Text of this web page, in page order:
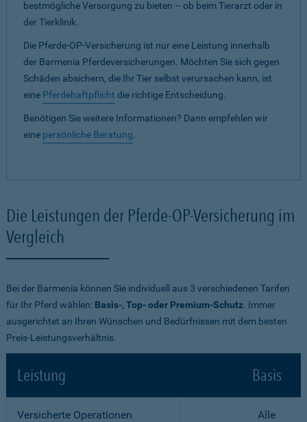
bestmögliche Versorgung zu bieten – ob beim Tierarzt oder in
der Tierklinik.
Die Pferde-OP-Versicherung ist nur eine Leistung innerhalb
der Barmenia Pferdeversicherungen. Möchten Sie sich gegen
Schäden absichern, die Ihr Tier selbst verursachen kann, ist
eine Pferdehaftpflicht die richtige Entscheidung.
Benötigen Sie weitere Informationen? Dann empfehlen wir
eine persönliche Beratung.
Die Leistungen der Pferde-OP-Versicherung im
Vergleich
Bei der Barmenia können Sie individuell aus 3 verschiedenen Tarifen
für Ihr Pferd wählen: Basis-, Top- oder Premium-Schutz. Immer
ausgerichtet an Ihren Wünschen und Bedürfnissen mit dem besten
Preis-Leistungsverhältnis.
Leistung Basis
Versicherte Operationen Alle